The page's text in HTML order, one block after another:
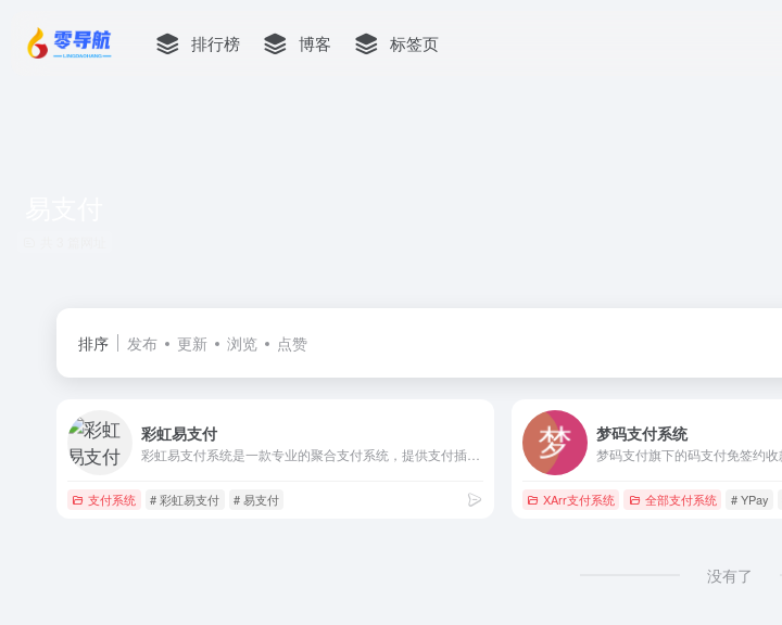
排行榜 博客 标签页
排序 发布 更新 浏览 点赞
彩虹易支付
支付系统 # 彩虹易支付 # 易支付
梦码支付系统
XArr支付系统 全部支付系统 # YPay
没有了